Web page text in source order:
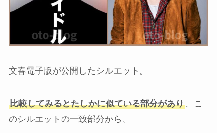
文春電子版が公開したシルエット。
比較してみるとたしかに似ている部分があり、こ
のシルエットの一致部分から、